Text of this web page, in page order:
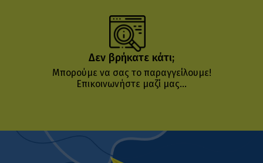
Δεν βρήκατε κάτι;
Μπορούμε να σας το παραγγείλουμε!
Επικοινωνήστε μαζί μας...